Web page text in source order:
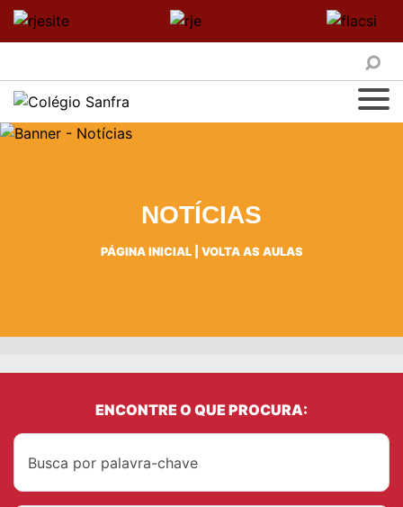
NOTÍCIAS
PÁGINA INICIAL| VOLTA AS AULAS
ENCONTRE O QUE PROCURA: